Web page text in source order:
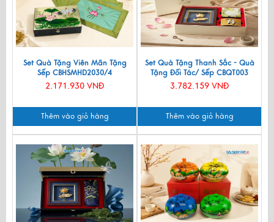
Set Quà Tặng Viên Mãn Tặng
Sếp CBHSMHD2030/4
2.171.930 VNĐ
Thêm vào giỏ hàng
Set Quà Tặng Thanh Sắc - Quà
Tặng Đối Tác/ Sếp CBQT003
3.782.159 VNĐ
Thêm vào giỏ hàng